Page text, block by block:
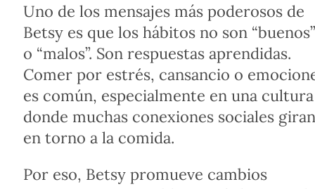
Uno de los mensajes más poderosos de
Betsy es que los hábitos no son “buenos”
o “malos”. Son respuestas aprendidas.
Comer por estrés, cansancio o
es común, especialmente en una cultura
donde muchas conexiones sociales giran
en torno a la comida.
Por eso, Betsy promueve cambios